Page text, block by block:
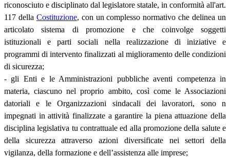
riconosciuto e disciplinato dal legislatore statale, in conformità all'art.
117 della Costituzione, con un complesso normativo che delinea un
articolato sistema di promozione e che coinvolge soggetti
istituzionali e parti sociali nella realizzazione di iniziative e
programmi di intervento finalizzati al miglioramento delle condizioni
di sicurezza;
- gli Enti e le Amministrazioni pubbliche aventi competenza in
materia, ciascuno nel proprio ambito, così come le Associazioni
datoriali e le Organizzazioni sindacali dei lavoratori, sono n
impegnati in attività finalizzate a garantire la piena attuazione della
disciplina legislativa tu contrattuale ed alla promozione della salute e
della sicurezza attraverso azioni diversificate nei settori della
vigilanza, della formazione e dell’assistenza alle imprese;